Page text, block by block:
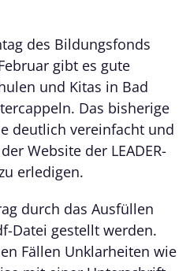
des Bildungsfonds
gibt es gute
und Kitas in Bad
Das bisherige
deutlich vereinfacht und
Website der LEADER-
erledigen.
durch das Ausfüllen
Datei gestellt werden.
Fällen Unklarheiten wie